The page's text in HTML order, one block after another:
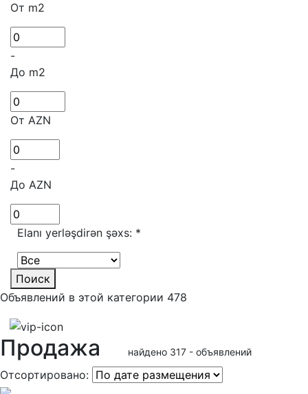
От m2
-
До m2
От AZN
-
До AZN
Elanı yerləşdirən şəxs: *
Поиск
Объявлений в этой категории 478
Продажа найдено 317 - объявлений
Отсортировано: